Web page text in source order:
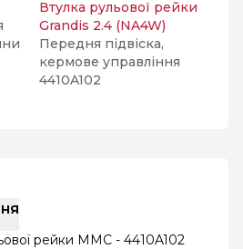
Втулка рульової рейки
Grandis 2.4 (NA4W)
Передня підвіска,
кермове управління
4410A102
рейки MMC - 4410A102